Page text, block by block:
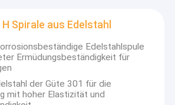
Spirale aus Edelstahl
Edelstahlspule
Ermüdungsbeständigkeit für
der Güte 301 für die
mit hoher Elastizität und
Steel Co., Ltd. konzentriert sich auf die
hauptsächlich aus Edelstahl,
von hocheffizienten, energiesparenden
gebildet, die hauptsächlich aus